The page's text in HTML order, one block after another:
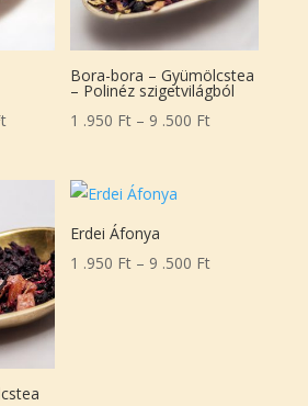
Ártartomány:
8
.500 Ft
Bora-bora – Gyümölcstea
– Polinéz szigetvilágból
1 .950 Ft – 9 .500 FtÁrtartomány:
.500 Ft
Erdei Áfonya
1 .950 Ft – 9 .500 FtÁrtartomány: